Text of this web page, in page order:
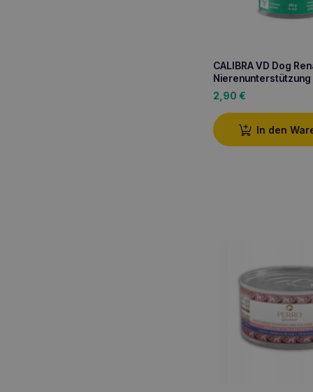
CALIBRA VD Dog
Nierenunterstützung
2,90 €
In den